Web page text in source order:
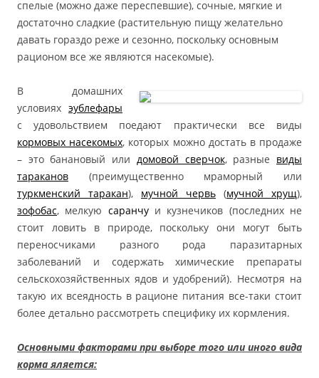
спелые (можно даже переспевшие), сочные, мягкие и
достаточно сладкие (растительную пищу желательно
давать гораздо реже и сезонно, поскольку основным
рационом все же являются насекомые).
В домашних
условиях эублефары
с удовольствием поедают практически все виды
кормовых насекомых, которых можно достать в продаже
– это банановый или домовой сверчок, разные виды
тараканов (преимущественно мраморный или
туркменский таракан), мучной червь (мучной хрущ),
зофобас, мелкую саранчуи кузнечиков (последних не
стоит ловить в природе, поскольку они могут быть
переносчиками разного рода паразитарных
заболеваний и содержать химические препараты
сельскохозяйственных ядов и удобрений). Несмотря на
такую их всеядность в рационе питания все-таки стоит
более детально рассмотреть специфику их кормления.
Основными факторами при выборе того или иного вида
корма яляется: